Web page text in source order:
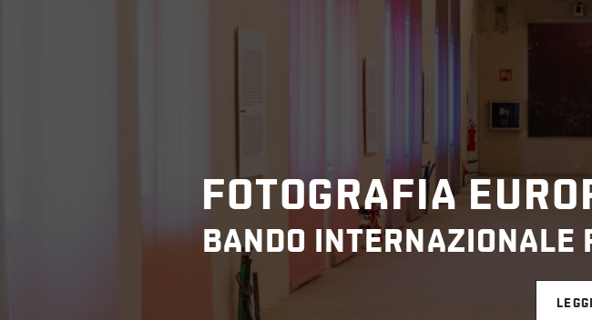
FOTOGRAFIA
BANDO INTERNAZIONALE